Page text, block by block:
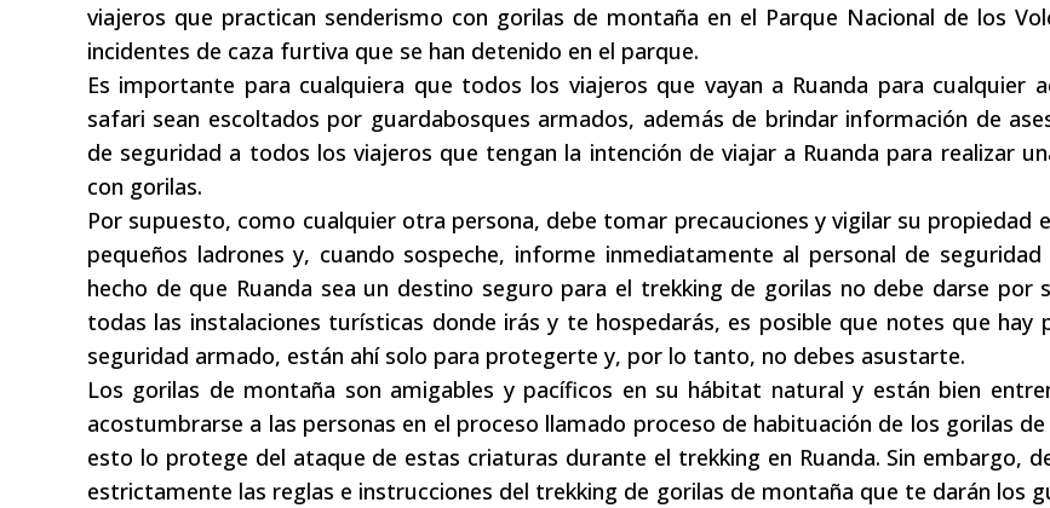
viajeros que practican senderismo con gorilas de montaña en el Parque Nacional de los
incidentes de caza furtiva que se han detenido en el parque.
Es importante para cualquiera que todos los viajeros que vayan a Ruanda para cualquier
safari sean escoltados por guardabosques armados, además de brindar información de
de seguridad a todos los viajeros que tengan la intención de viajar a Ruanda para realizar
con gorilas.
Por supuesto, como cualquier otra persona, debe tomar precauciones y vigilar su propiedad
pequeños ladrones y, cuando sospeche, informe inmediatamente al personal de seguridad
hecho de que Ruanda sea un destino seguro para el trekking de gorilas no debe darse por
todas las instalaciones turísticas donde irás y te hospedarás, es posible que notes que hay
seguridad armado, están ahí solo para protegerte y, por lo tanto, no debes asustarte.
Los gorilas de montaña son amigables y pacíficos en su hábitat natural y están bien
acostumbrarse a las personas en el proceso llamado proceso de habituación de los gorilas
esto lo protege del ataque de estas criaturas durante el trekking en Ruanda. Sin embargo,
estrictamente las reglas e instrucciones del trekking de gorilas de montaña que te darán los